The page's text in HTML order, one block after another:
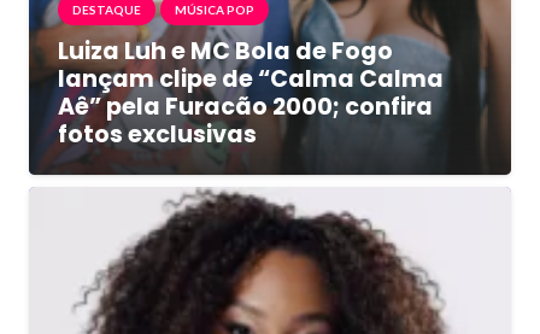
DESTAQUE MÚSICA POP
Luiza Luh e MC Bola de Fogo
lançam clipe de “Calma Calma
Aê” pela Furacão 2000; confira
fotos exclusivas